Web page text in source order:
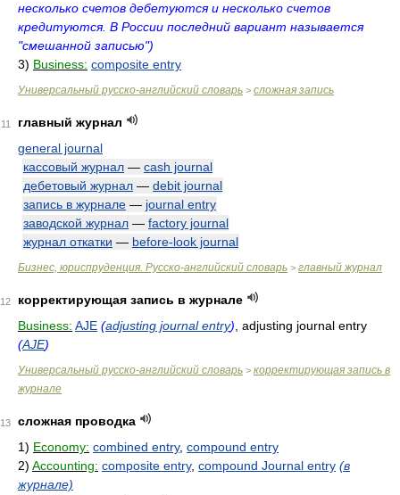
несколько счетов дебетуются и несколько счетов
кредитуются. В России последний вариант называется
"смешанной записью")
3) Business: composite entry
Универсальный русско-английский словарь > сложная запись
11
главный журнал
general journal
кассовый журнал — cash journal
дебетовый журнал — debit journal
запись в журнале — journal entry
заводской журнал — factory journal
журнал откатки — before-look journal
Бизнес, юриспруденция. Русско-английский словарь > главный журнал
12
корректирующая запись в журнале
Business: AJE (adjusting journal entry) , adjusting journal entry
(AJE)
Универсальный русско-английский словарь > корректирующая запись в
журнале
13
сложная проводка
1) Economy: combined entry, compound entry
2) Accounting: composite entry, compound Journal entry (в
журнале)